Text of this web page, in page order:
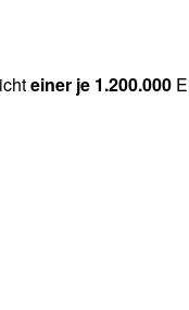
einer je 1.200.000